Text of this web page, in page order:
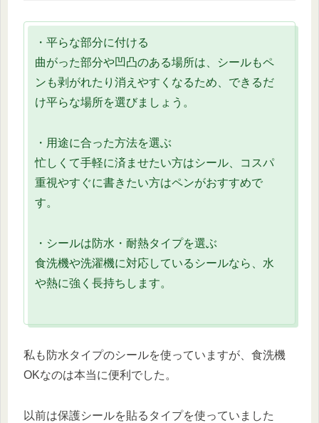
・平らな部分に付ける
曲がった部分や凹凸のある場所は、シールもペ
ンも剥がれたり消えやすくなるため、できるだ
け平らな場所を選びましょう。
・用途に合った方法を選ぶ
忙しくて手軽に済ませたい方はシール、コスパ
重視やすぐに書きたい方はペンがおすすめで
す。
・シールは防水・耐熱タイプを選ぶ
食洗機や洗濯機に対応しているシールなら、水
や熱に強く長持ちします。
私も防水タイプのシールを使っていますが、食洗機
OKなのは本当に便利でした。
以前は保護シールを貼るタイプを使っていました